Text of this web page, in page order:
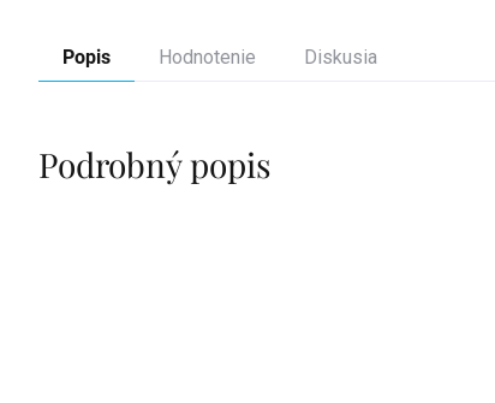
Popis Hodnotenie Diskusia
Podrobný popis